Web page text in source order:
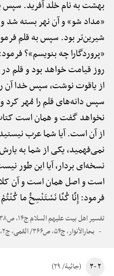
بهشت به نام خلد آفرید.
«مداد شو» و آن نهر بسته شد
شیرین‌تر بود. سپس به قلم
«پروردگارا چه بنویسم»؟
روز قیامت خواهد بود و قلم
از یاقوت نوشت، سپس خدا آن
سپس دانه‌های قلم را مُهر
نخواهد گفت و همان است
از آن است. آیا شما عرب
نمی‌فهمید، یکی از شما به
نسخه‌ای بردار، آیا این طور
است و اصل همان است و آن
فرمود: إِنَّا کُنَّا نَسْتَنْسِخُ ما
تفسیر اهل بیت علیهم السلام ج۱۴، ص۲۳۸
بحارالأنوار، ج۵۴، ص۳۶۶/ القمی، ج۲، ص۳۷۹/ نورالثقلین
۲ -۳ (جاثیة/ ۲۹)